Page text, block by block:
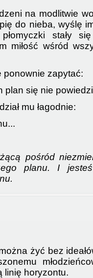
na modlitwie
do nieba, wyślę
stały
miłość wśród
ponownie zapytać:
plan się nie
mu łagodnie:
pośród
planu. I jesteś
żyć bez
linię horyzontu.